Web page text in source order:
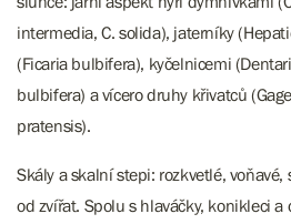
intermedia, C. solida), jaterníky
(Ficaria bulbifera), kyčelnicemi
bulbifera) a vícero druhy křivatců
pratensis).
Skály a skalní stepi: rozkvetlé,
od zvířat. Spolu s hlaváčky, konikleci